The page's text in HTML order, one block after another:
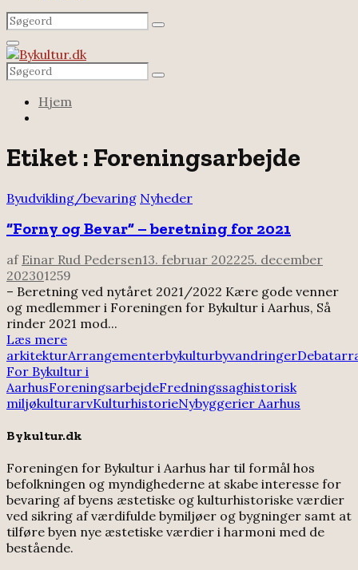
Search
for:
Search
Facebook
Email
Rss
Primary
Menu
Search
for:
Search
Hjem
Etiket : Foreningsarbejde
Byudvikling/bevaring Nyheder
“Forny og Bevar” – beretning for 2021
af Einar Rud Pedersen13. februar 202225. december
202301259
– Beretning ved nytåret 2021/2022 Kære gode venner
og medlemmer i Foreningen for Bykultur i Aarhus, Så
rinder 2021 mod...
Læs mere
arkitekturArrangementerbykulturbyvandringer
For Bykultur i
AarhusForeningsarbejdeFredningssaghistorisk
miljøkulturarvKulturhistorieNybyggerier Aarhus
Bykultur.dk
Foreningen for Bykultur i Aarhus har til formål hos
befolkningen og myndighederne at skabe interesse for
bevaring af byens æstetiske og kulturhistoriske værdier
ved sikring af værdifulde bymiljøer og bygninger samt at
tilføre byen nye æstetiske værdier i harmoni med de
bestående.